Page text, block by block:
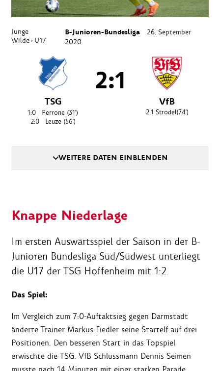
Junge
Wilde › U17
B-Junioren-Bundesliga
26. September
2020
TSG
1:0 Perrone (31')
2:0
Leuze (56')
2:1
VfB
2:1 Strodel(74')
WEITERE DATEN EINBLENDEN
Knappe Niederlage
Im ersten Auswärtsspiel der Saison in der B-
Junioren Bundesliga Süd/Südwest unterliegt
die U17 der TSG Hoffenheim mit 1:2.
Das Spiel:
Im Vergleich zum 7:0-Auftaktsieg gegen Darmstadt
änderte Trainer Markus Fiedler seine Startelf auf drei
Positionen. Den besseren Start in das Topspiel
erwischte die TSG. VfB Schlussmann Dennis Seimen